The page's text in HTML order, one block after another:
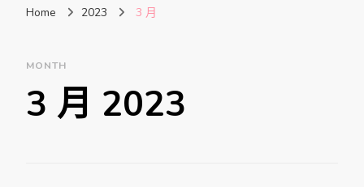
Home 2023 3 月
MONTH
3 月 2023